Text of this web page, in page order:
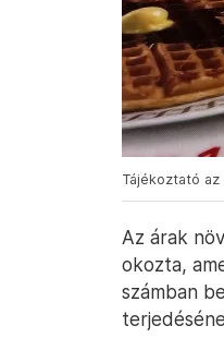
Tájékoztató az
Az árak
okozta,
számban